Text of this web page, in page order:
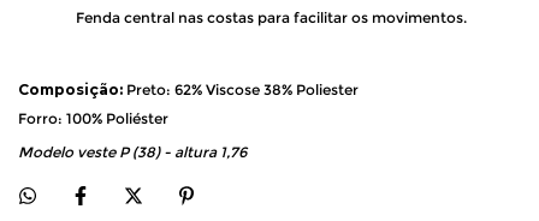
Fenda central nas costas para facilitar os movimentos.
Composição: Preto: 62% Viscose 38% Poliester
Forro: 100% Poliéster
Modelo veste P (38) - altura 1,76